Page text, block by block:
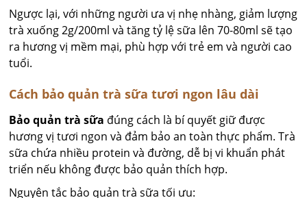
Ngược lại, với những người ưa vị nhẹ nhàng, giảm lượng
trà xuống 2g/200ml và tăng tỷ lệ sữa lên 70-80ml sẽ tạo
ra hương vị mềm mại, phù hợp với trẻ em và người cao
tuổi.
Cách bảo quản trà sữa tươi ngon lâu dài
Bảo quản trà sữa đúng cách là bí quyết giữ được
hương vị tươi ngon và đảm bảo an toàn thực phẩm. Trà
sữa chứa nhiều protein và đường, dễ bị vi khuẩn phát
triển nếu không được bảo quản thích hợp.
Nguyên tắc bảo quản trà sữa tối ưu: